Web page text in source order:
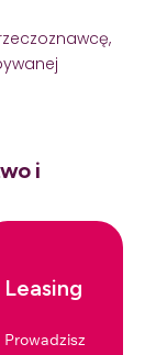
i
Leasing
Prowadzisz